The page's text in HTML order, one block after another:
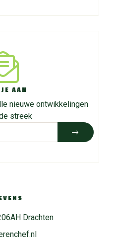
AAN
nieuwe ontwikkelingen
streek
Drachten